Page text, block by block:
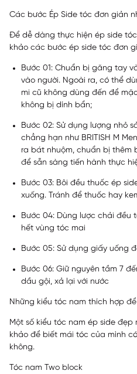
Các bước Ép Side tóc đơn giản
Để dễ dàng thực hiện ép side
khảo các bước ép side tóc đơn
Bước 01: Chuẩn bị găng tay
vào người. Ngoài ra, có thể
mi cũ không dùng đến để
không bị dính bẩn;
Bước 02: Sử dụng lượng nhỏ
chẳng hạn như BRITISH M
ra bát nhuộm, chuẩn bị thêm
để sẵn sàng tiến hành thực
Bước 03: Bôi đều thuốc ép
xuống. Tránh để thuốc hay
Bước 04: Dùng lược chải đều
hết vùng tóc mai
Bước 05: Sử dụng giấy uống
Bước 06: Giữ nguyên tầm 7
dầu gội, xả lại với nước
Những kiểu tóc nam thích hợp
Một số kiểu tóc nam ép side
khảo để biết mái tóc của mình
không.
Tóc nam Two block